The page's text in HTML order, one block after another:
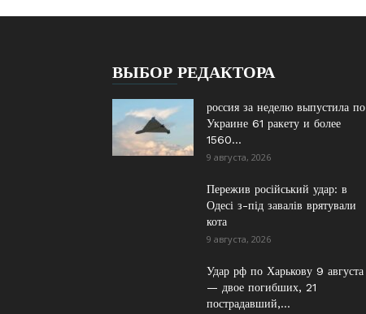
ВЫБОР РЕДАКТОРА
россия за неделю выпустила по
Украине 61 ракету и более
1560...
9 августа, 2026
Пережив російський удар: в
Одесі з-під завалів врятували
кота
9 августа, 2026
Удар рф по Харькову 9 августа
— двое погибших, 21
пострадавший,...